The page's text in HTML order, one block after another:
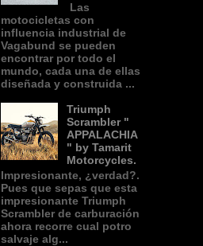
Las
motocicletas con
influencia industrial de
Vagabund se pueden
encontrar por todo el
mundo, cada una de ellas
diseñada y construida ...
Triumph
Scrambler "
APPALACHIA
" by Tamarit
Motorcycles.
Impresionante, ¿verdad?.
Pues que sepas que esta
impresionante Triumph
Scrambler de carburación
ahora recorre cual potro
salvaje alg...